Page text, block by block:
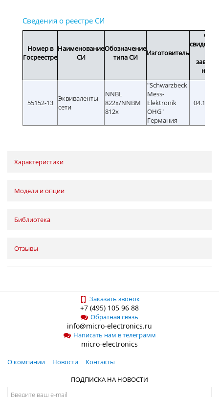
Номер в
Госреестре
Наименование
СИ
Обозначение
типа СИ
Изготовитель
Срок
55152-13 Эквиваленты
сети
NNBL
822x/NNBM
812x
"Schwarzbeck
Mess-
Elektronik
OHG"
Германия
Характеристики
Модели и опции
Библиотека
Отзывы
Заказать звонок
+7 (495) 105 96 88
Обратная связь
info@micro-electronics.ru
Написать нам в телеграмм
micro-electronics
О компании Новости
Контакты
ПОДПИСКА НА НОВОСТИ